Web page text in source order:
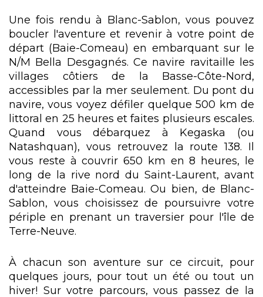
Une fois rendu à Blanc-Sablon, vous pouvez
boucler l'aventure et revenir à votre point de
départ (Baie-Comeau) en embarquant sur le
N/M Bella Desgagnés. Ce navire ravitaille les
villages côtiers de la Basse-Côte-Nord,
accessibles par la mer seulement. Du pont du
navire, vous voyez défiler quelque 500 km de
littoral en 25 heures et faites plusieurs escales.
Quand vous débarquez à Kegaska (ou
Natashquan), vous retrouvez la route 138. Il
vous reste à couvrir 650 km en 8 heures, le
long de la rive nord du Saint-Laurent, avant
d'atteindre Baie-Comeau. Ou bien, de Blanc-
Sablon, vous choisissez de poursuivre votre
périple en prenant un traversier pour l'île de
Terre-Neuve.
À chacun son aventure sur ce circuit, pour
quelques jours, pour tout un été ou tout un
hiver! Sur votre parcours, vous passez de la